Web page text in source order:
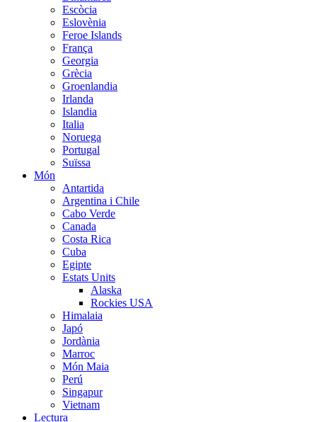
Escòcia
Eslovènia
Feroe Islands
França
Georgia
Grècia
Groenlandia
Irlanda
Islandia
Italia
Noruega
Portugal
Suïssa
Món
Antartida
Argentina i Chile
Cabo Verde
Canada
Costa Rica
Cuba
Egipte
Estats Units
Alaska
Rockies USA
Himalaia
Japó
Jordània
Marroc
Món Maia
Perú
Singapur
Vietnam
Lectura